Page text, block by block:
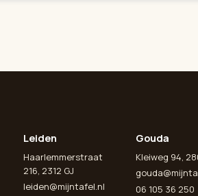
Leiden
Haarlemmerstraat
216, 2312 GJ
leiden@mijntafel.nl
Gouda
Kleiweg 94,
06 105 36 250